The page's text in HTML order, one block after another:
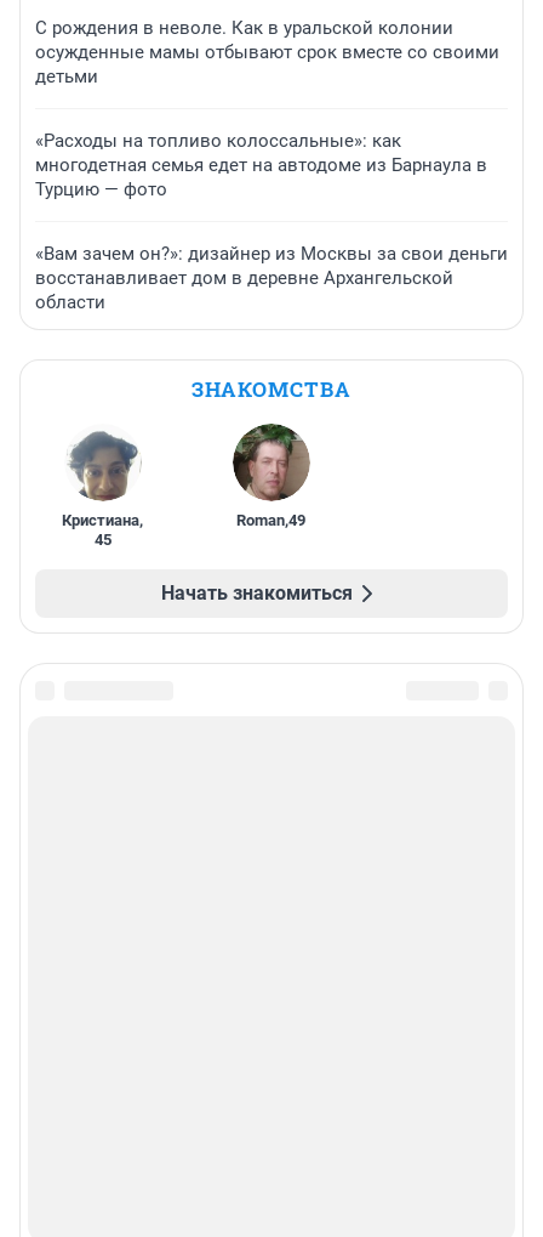
С рождения в неволе. Как в уральской колонии
осужденные мамы отбывают срок вместе со своими
детьми
«Расходы на топливо колоссальные»: как
многодетная семья едет на автодоме из Барнаула в
Турцию — фото
«Вам зачем он?»: дизайнер из Москвы за свои деньги
восстанавливает дом в деревне Архангельской
области
ЗНАКОМСТВА
Кристиана,
45
Roman,49
Начать знакомиться